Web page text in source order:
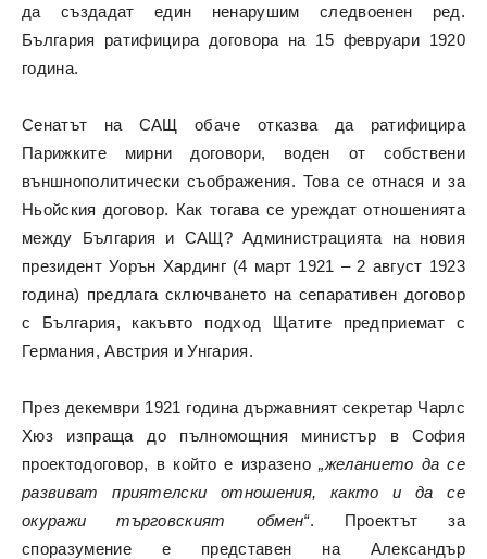
да създадат един ненарушим следвоенен ред.
България ратифицира договора на 15 февруари 1920
година.
Сенатът на САЩ обаче отказва да ратифицира
Парижките мирни договори, воден от собствени
външнополитически съображения. Това се отнася и за
Ньойския договор. Как тогава се уреждат отношенията
между България и САЩ? Администрацията на новия
президент Уорън Хардинг (4 март 1921 – 2 август 1923
година) предлага сключването на сепаративен договор
с България, какъвто подход Щатите предприемат с
Германия, Австрия и Унгария.
През декември 1921 година държавният секретар Чарлс
Хюз изпраща до пълномощния министър в София
проектодоговор, в който е изразено„желанието да се
развиват приятелски отношения, както и да се
окуражи търговският обмен“. Проектът за
споразумение е представен на Александър